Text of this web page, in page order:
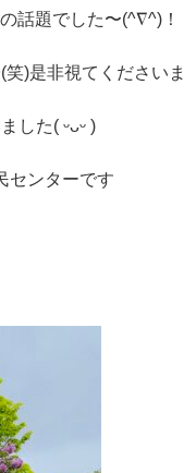
話題でした〜(^∇^)！
)是非視てください
した( ᵕᴗᵕ )
センターです